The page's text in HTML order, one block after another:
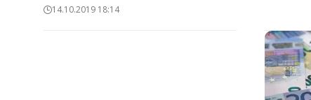
14.10.2019 18:14